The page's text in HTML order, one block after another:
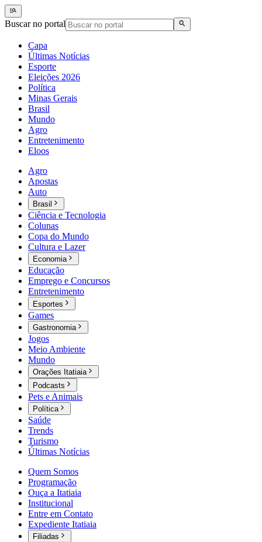
Buscar no portal
Capa
Últimas Notícias
Esporte
Eleições 2026
Política
Minas Gerais
Brasil
Mundo
Agro
Entretenimento
Eloos
Agro
Apostas
Auto
Brasil
Ciência e Tecnologia
Colunas
Copa do Mundo
Cultura e Lazer
Economia
Educação
Emprego e Concursos
Entretenimento
Esportes
Games
Gastronomia
Jogos
Meio Ambiente
Mundo
Orações Itatiaia
Podcasts
Pets e Animais
Política
Saúde
Trends
Turismo
Últimas Notícias
Quem Somos
Programação
Ouça a Itatiaia
Institucional
Entre em Contato
Expediente Itatiaia
Filiadas